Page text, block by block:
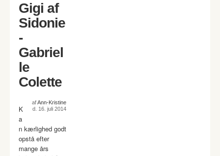
Gigi af
Sidonie
-
Gabriel
le
Colette
afAnn-Kristine
d. 16. juli 2014
K
a
n kærlighed godt
opstå efter
mange års